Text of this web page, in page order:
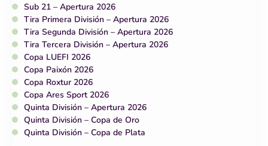
Sub 21 – Apertura 2026
Tira Primera División – Apertura 2026
Tira Segunda División – Apertura 2026
Tira Tercera División – Apertura 2026
Copa LUEFI 2026
Copa Paixón 2026
Copa Roxtur 2026
Copa Ares Sport 2026
Quinta División – Apertura 2026
Quinta División – Copa de Oro
Quinta División – Copa de Plata